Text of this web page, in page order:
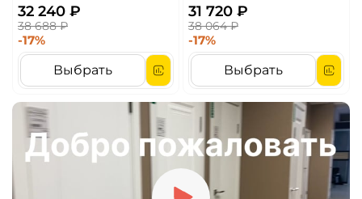
32 240 ₽
38 688 ₽
-17%
Выбрать
31 720 ₽
38 064 ₽
-17%
Выбрать